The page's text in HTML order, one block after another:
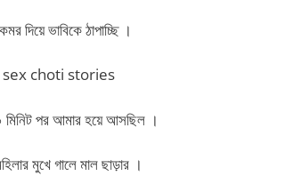
দিয়ে ভাবিকে ঠাপাচ্ছি ।
sex choti stories
মিনিট পর আমার হয়ে আসছিল ।
মুখে গালে মাল ছাড়ার ।